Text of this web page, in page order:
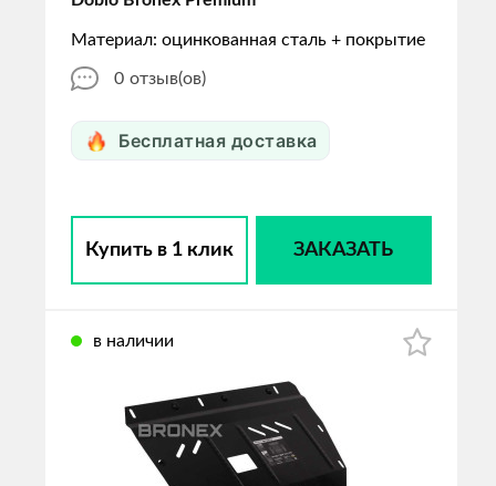
Материал: оцинкованная сталь + покрытие
0 отзыв(ов)
Бесплатная доставка
Купить в 1 клик ЗАКАЗАТЬ
в наличии